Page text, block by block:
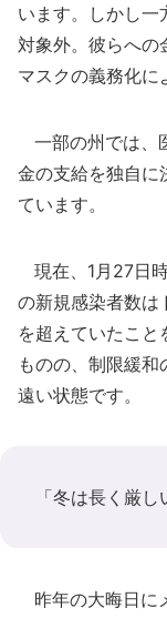
います。しかし一
対象外。彼らへの
マスクの義務化に
一部の州では、
金の支給を独自に
ています。
現在、1月27日
の新規感染者数は
を超えていたこと
ものの、制限緩
遠い状態です。
「冬は長く厳し
昨年の大晦日に